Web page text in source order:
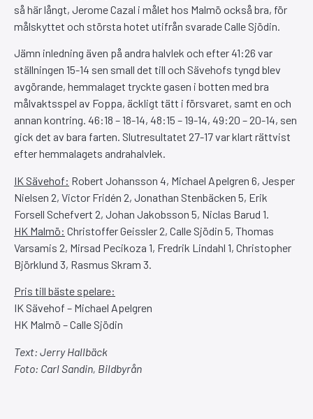
så här långt, Jerome Cazal i målet hos Malmö också bra, för
målskyttet och största hotet utifrån svarade Calle Sjödin.
Jämn inledning även på andra halvlek och efter 41:26 var
ställningen 15-14 sen small det till och Sävehofs tyngd blev
avgörande, hemmalaget tryckte gasen i botten med bra
målvaktsspel av Foppa, äckligt tätt i försvaret, samt en och
annan kontring. 46:18 – 18-14, 48:15 – 19-14, 49:20 – 20-14, sen
gick det av bara farten. Slutresultatet 27-17 var klart rättvist
efter hemmalagets andrahalvlek.
IK Sävehof: Robert Johansson 4, Michael Apelgren 6, Jesper
Nielsen 2, Victor Fridén 2, Jonathan Stenbäcken 5, Erik
Forsell Schefvert 2, Johan Jakobsson 5, Niclas Barud 1.
HK Malmö: Christoffer Geissler 2, Calle Sjödin 5, Thomas
Varsamis 2, Mirsad Pecikoza 1, Fredrik Lindahl 1, Christopher
Björklund 3, Rasmus Skram 3.
Pris till bäste spelare:
IK Sävehof – Michael Apelgren
HK Malmö – Calle Sjödin
Text: Jerry Hallbäck
Foto: Carl Sandin, Bildbyrån